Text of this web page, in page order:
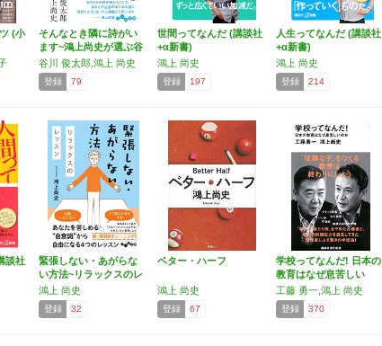
(小
そんなとき隣に詩がい
ます~鴻上尚史が選ぶ谷
川…
谷川 俊太郎,鴻上 尚史
登録 79
世間ってなんだ (講談社
+α新書)
鴻上 尚史
登録 197
人生ってなんだ (講談社
+α新書)
鴻上 尚史
登録 214
談社
緊張しない・あがらな
い方法~リラックスのレ
ッ…
鴻上 尚史
登録 32
ベター・ハーフ
鴻上 尚史
登録 67
学校ってなんだ! 日本の
教育はなぜ息苦しい
の…
工藤 勇一,鴻上 尚史
登録 370